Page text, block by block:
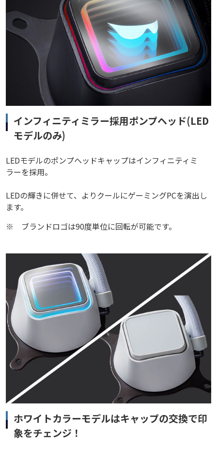
インフィニティミラー採用ポンプヘッド(LED
モデルのみ)
LEDモデルのポンプヘッドキャップはインフィニティミ
ラーを採用。
LEDの輝きに併せて、よりクールにゲーミングPCを演出し
ます。
※
ブランドロゴは90度単位に回転が可能です。
ホワイトカラーモデルはキャップの交換で印
象をチェンジ！